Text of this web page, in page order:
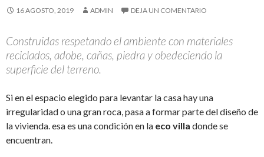
16 AGOSTO, 2019 ADMIN DEJA UN COMENTARIO
Construidas respetando el ambiente con materiales
reciclados, adobe, cañas, piedra y obedeciendo la
superficie del terreno.
Si en el espacio elegido para levantar la casa hay una
irregularidad o una gran roca, pasa a formar parte del diseño de
la vivienda. esa es una condición en la eco villa donde se
encuentran.